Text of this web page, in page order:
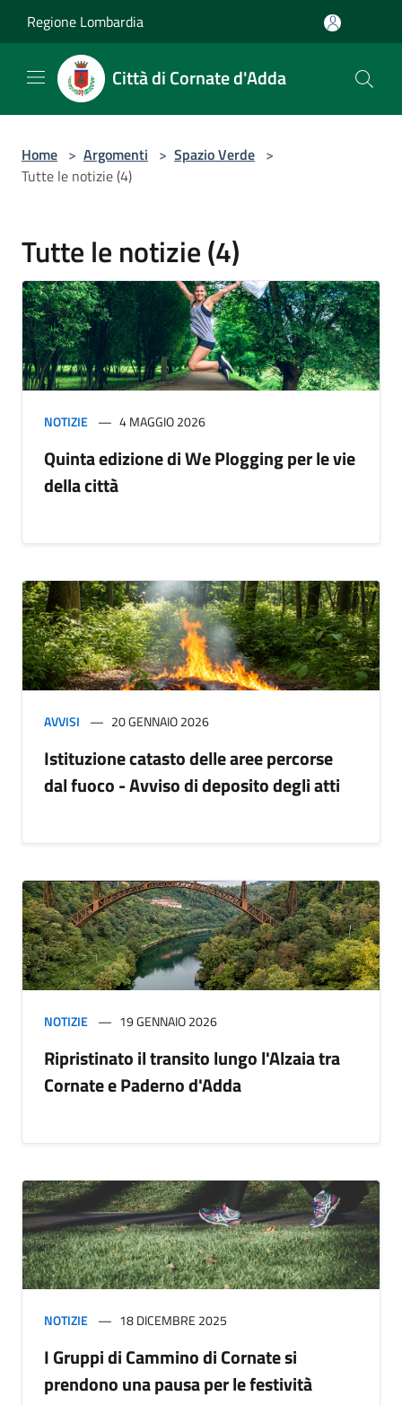
Regione Lombardia
Città di Cornate d'Adda
Home > Argomenti > Spazio Verde >
Tutte le notizie (4)
Tutte le notizie (4)
NOTIZIE 4 MAGGIO 2026
Quinta edizione di We Plogging per le vie
della città
AVVISI 20 GENNAIO 2026
Istituzione catasto delle aree percorse
dal fuoco - Avviso di deposito degli atti
NOTIZIE 19 GENNAIO 2026
Ripristinato il transito lungo l'Alzaia tra
Cornate e Paderno d'Adda
NOTIZIE 18 DICEMBRE 2025
I Gruppi di Cammino di Cornate si
prendono una pausa per le festività